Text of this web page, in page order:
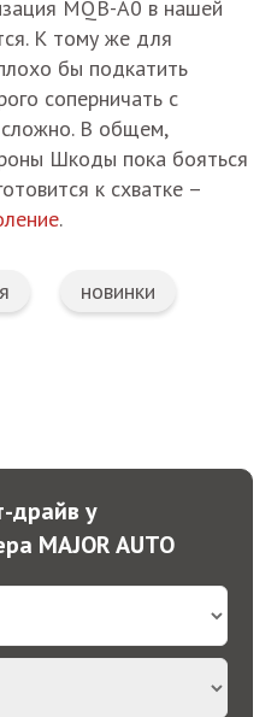
MQB-A0 в нашей
К тому же для
бы подкатить
соперничать с
В общем,
Шкоды пока бояться
к схватке –
.
новинки
драйв у
MAJOR AUTO